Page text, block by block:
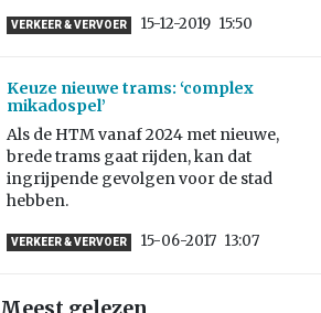
VERKEER & VERVOER 15-12-2019 15:50
Keuze nieuwe trams: ‘complex
mikadospel’
Als de HTM vanaf 2024 met nieuwe,
brede trams gaat rijden, kan dat
ingrijpende gevolgen voor de stad
hebben.
VERKEER & VERVOER 15-06-2017 13:07